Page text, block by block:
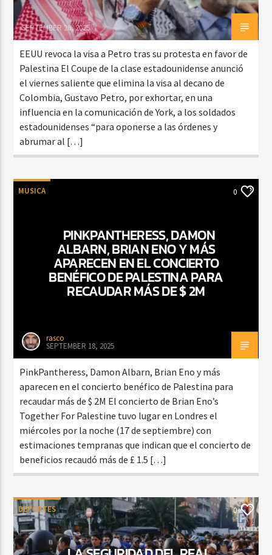
SEPTEMBER 26, 2025
EEUU revoca la visa a Petro tras su protesta en favor de
Palestina El Coupe de la clase estadounidense anunció
el viernes saliente que elimina la visa al decano de
Colombia, Gustavo Petro, por exhortar, en una
influencia en la comunicación de York, a los soldados
estadounidenses “para oponerse a las órdenes y
abrumar al […]
MUSICA 0
PINKPANTHERESS, DAMON
ALBARN, BRIAN ENO Y MÁS
APARECEN EN EL CONCIERTO
BENÉFICO DE PALESTINA PARA
RECAUDAR MÁS DE $ 2M
rasco
SEPTEMBER 18, 2025
PinkPantheress, Damon Albarn, Brian Eno y más
aparecen en el concierto benéfico de Palestina para
recaudar más de $ 2M El concierto de Brian Eno’s
Together For Palestine tuvo lugar en Londres el
miércoles por la noche (17 de septiembre) con
estimaciones tempranas que indican que el concierto de
beneficios recaudó más de £ 1.5 […]
DEPORTES 0